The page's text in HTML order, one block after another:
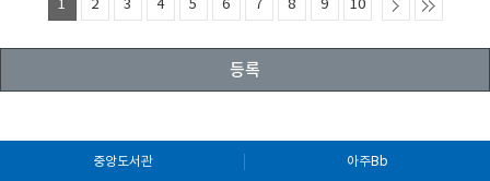
1 2 3 4 5 6 7 8 9 10
등록
중앙도서관 아주Bb